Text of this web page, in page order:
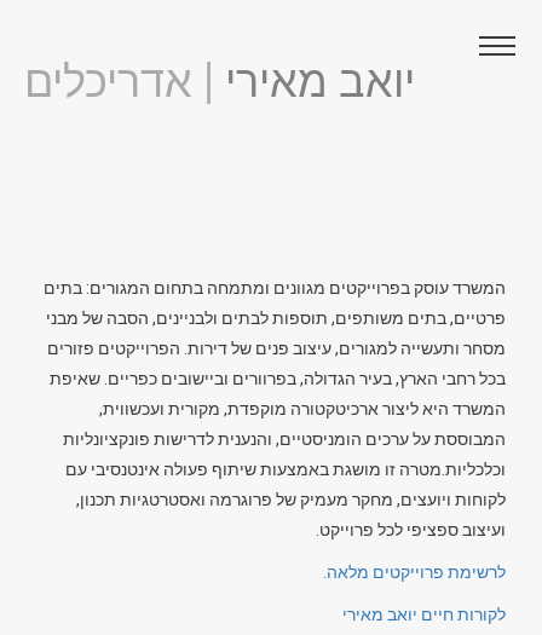
יואב מאירי | אדריכלים
המשרד עוסק בפרוייקטים מגוונים ומתמחה בתחום המגורים: בתים
פרטיים, בתים משותפים, תוספות לבתים ולבניינים, הסבה של מבני
מסחר ותעשייה למגורים, עיצוב פנים של דירות. הפרוייקטים פזורים
בכל רחבי הארץ, בעיר הגדולה, בפרוורים וביישובים כפריים. שאיפת
המשרד היא ליצור ארכיטקטורה מוקפדת, מקורית ועכשווית,
המבוססת על ערכים הומניסטיים, והנענית לדרישות פונקציונליות
וכלכליות.מטרה זו מושגת באמצעות שיתוף פעולה אינטנסיבי עם
לקוחות ויועצים, מחקר מעמיק של פרוגרמה ואסטרטגיות תכנון,
ועיצוב ספציפי לכל פרוייקט.
לרשימת פרוייקטים מלאה.
לקורות חיים יואב מאירי